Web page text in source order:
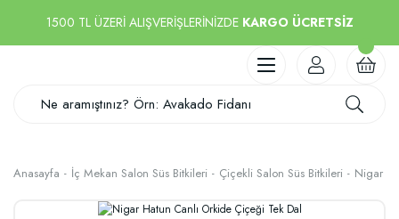
1500 TL ÜZERİ ALIŞVERİŞLERİNİZDE KARGO ÜCRETSİZ
Anasayfa İç Mekan Salon Süs Bitkileri Çiçekli Salon Süs Bitkileri Nigar